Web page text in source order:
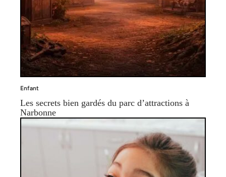
Enfant
Les secrets bien gardés du parc d’attractions à
Narbonne